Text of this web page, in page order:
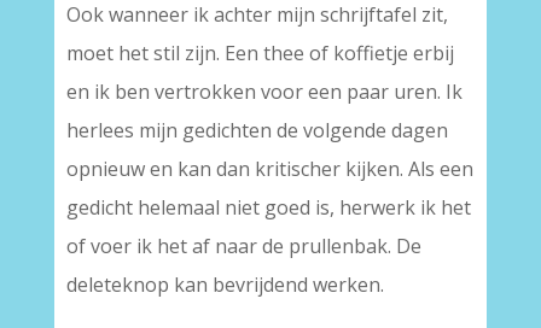
Ook wanneer ik achter mijn schrijftafel zit,
moet het stil zijn. Een thee of koffietje erbij
en ik ben vertrokken voor een paar uren. Ik
herlees mijn gedichten de volgende dagen
opnieuw en kan dan kritischer kijken. Als een
gedicht helemaal niet goed is, herwerk ik het
of voer ik het af naar de prullenbak. De
deleteknop kan bevrijdend werken.